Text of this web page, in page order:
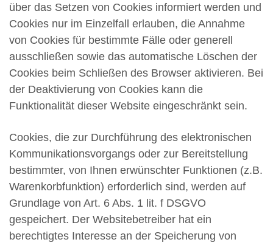
über das Setzen von Cookies informiert werden und
Cookies nur im Einzelfall erlauben, die Annahme
von Cookies für bestimmte Fälle oder generell
ausschließen sowie das automatische Löschen der
Cookies beim Schließen des Browser aktivieren. Bei
der Deaktivierung von Cookies kann die
Funktionalität dieser Website eingeschränkt sein.
Cookies, die zur Durchführung des elektronischen
Kommunikationsvorgangs oder zur Bereitstellung
bestimmter, von Ihnen erwünschter Funktionen (z.B.
Warenkorbfunktion) erforderlich sind, werden auf
Grundlage von Art. 6 Abs. 1 lit. f DSGVO
gespeichert. Der Websitebetreiber hat ein
berechtigtes Interesse an der Speicherung von